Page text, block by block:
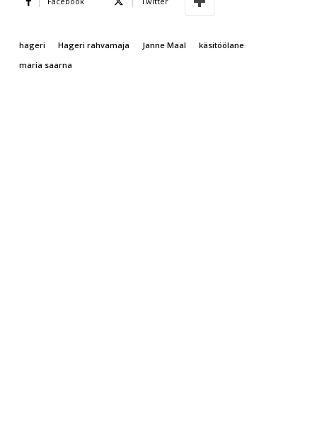
hageri Hageri rahvamaja Janne Maal
käsitöölane
maria saarna